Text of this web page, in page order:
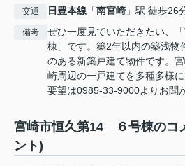
交通 日豊本線 「南宮崎 」駅 徒歩26
備考
ぜひ一度見ていただきたい、
棟」です。築2年以内の築浅物
のある新築戸建て物件です。
崎周辺の一戸建てを多種多様
要望は0985-33-9000よりお聞
宮崎市恒久第14 ６号棟のコ
ント)